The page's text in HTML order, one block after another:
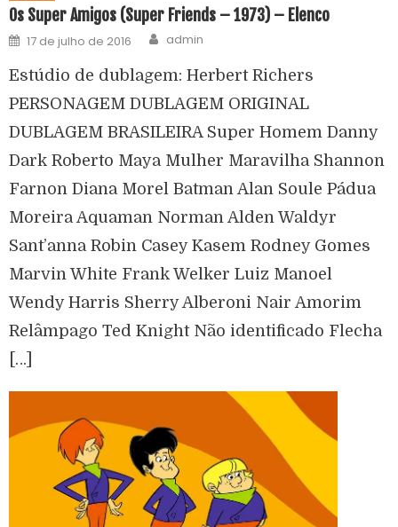
Os Super Amigos (Super Friends – 1973) – Elenco
17 de julho de 2016 admin
Estúdio de dublagem: Herbert Richers
PERSONAGEM DUBLAGEM ORIGINAL
DUBLAGEM BRASILEIRA Super Homem Danny
Dark Roberto Maya Mulher Maravilha Shannon
Farnon Diana Morel Batman Alan Soule Pádua
Moreira Aquaman Norman Alden Waldyr
Sant’anna Robin Casey Kasem Rodney Gomes
Marvin White Frank Welker Luiz Manoel
Wendy Harris Sherry Alberoni Nair Amorim
Relâmpago Ted Knight Não identificado Flecha
[…]